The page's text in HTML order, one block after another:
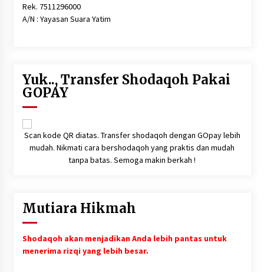
Rek. 7511296000
A/N : Yayasan Suara Yatim
Yuk.., Transfer Shodaqoh Pakai
GOPAY
Scan kode QR diatas. Transfer shodaqoh dengan GOpay lebih
mudah. Nikmati cara bershodaqoh yang praktis dan mudah
tanpa batas. Semoga makin berkah !
Mutiara Hikmah
Shodaqoh akan menjadikan Anda lebih pantas untuk
menerima rizqi yang lebih besar.